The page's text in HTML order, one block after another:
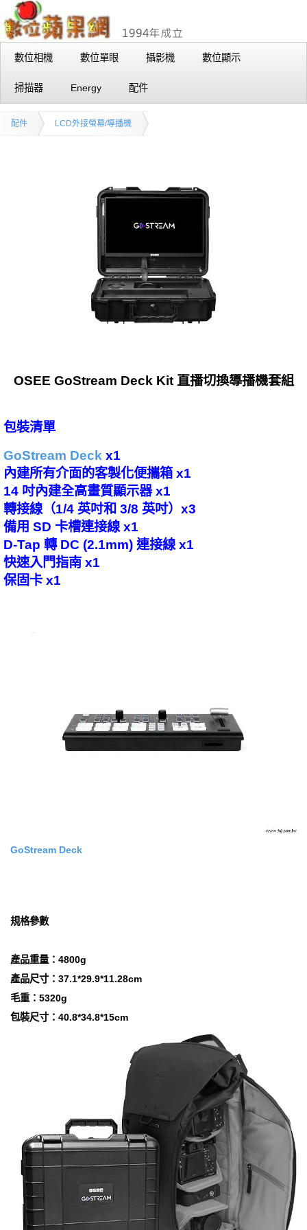
數位相機 數位單眼 攝影機 數位顯示
掃描器 Energy 配件
配件 LCD外接螢幕/導播機
OSEE GoStream Deck Kit 直播切換導播機套組
包裝清單
GoStream Deck x1
內建所有介面的客製化便攜箱 x1
14 吋內建全高畫質顯示器 x1
轉接線（1/4 英吋和 3/8 英吋）x3
備用 SD 卡槽連接線 x1
D-Tap 轉 DC (2.1mm) 連接線 x1
快速入門指南 x1
保固卡 x1
GoStream Deck
規格參數
產品重量：4800g
產品尺寸：37.1*29.9*11.28cm
毛重：5320g
包裝尺寸：40.8*34.8*15cm